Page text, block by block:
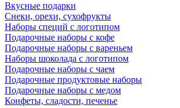
Вкусные подарки
Снеки, орехи, сухофрукты
Наборы специй с логотипом
Подарочные наборы с кофе
Подарочные наборы с вареньем
Наборы шоколада с логотипом
Подарочные наборы с чаем
Подарочные продуктовые наборы
Подарочные наборы с медом
Конфеты, сладости, печенье